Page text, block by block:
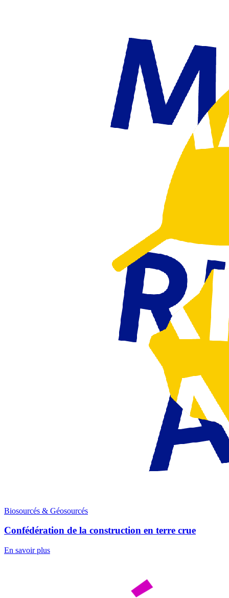
Biosourcés & Géosourcés
Confédération de la construction en terre crue
En savoir plus